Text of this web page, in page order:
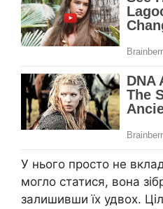
У нього просто не
могло статися, вона
залишивши їх удвох.